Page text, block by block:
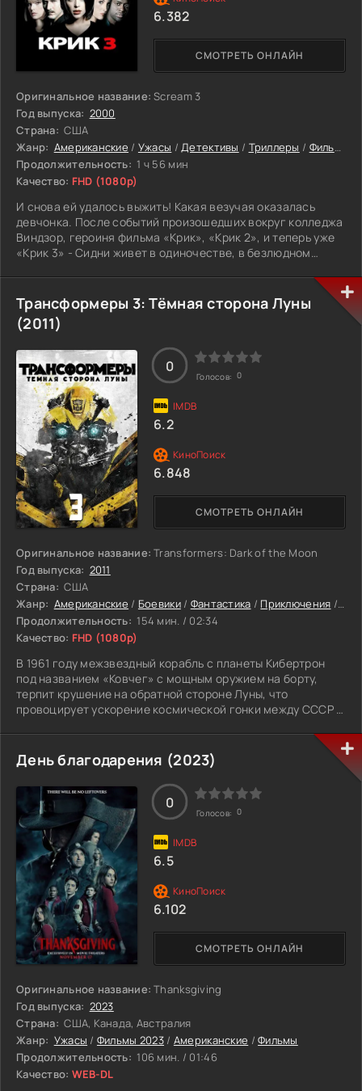
Оригинальное название: Scream 3
Год выпуска: 2000
Страна: США
Жанр: Американские / Ужасы /Детективы / Триллеры / Фильмы
Продолжительность: 1 ч 56 мин
Качество: FHD (1080p)
И снова ей удалось выжить! Какая везучая оказалась
девчонка. После событий произошедших вокруг колледжа
Виндзор, героиня фильма «Крик», «Крик 2», и теперь уже
«Крик 3» - Сидни живет в одиночестве, в безлюдном
однако она продолжает попытки наладить свою жизнь.
Никому неизвестно, где теперь живет Сидни. Репортер
Гэйл Уэзерс сделала хорошую карьеру и сколотила
неплохое состояние благодаря книге об убийствах,
произошедших в Вудзборо. Однажды Гэйл отправляется в
Голливуд на съемки очередного фильма об убийце в
маске, а в скором времени актеров, снимающихся в
картине, начинают убивать. Почерк убийств уж очень
похож на «старого знакомого».
СМОТРЕТЬ ОНЛАЙН
6.382
Трансформеры 3: Тёмная сторона Луны
(2011)
Оригинальное название: Transformers: Dark of the Moon
Год выпуска: 2011
Страна: США
Жанр: Американские / Боевики/ Фантастика / Приключения /
Продолжительность: 154 мин. / 02:34
Качество: FHD (1080p)
В 1961 году межзвездный корабль с планеты Кибертрон
под названием «Ковчег» с мощным оружием на борту,
терпит крушение на обратной стороне Луны, что
провоцирует ускорение космической гонки между СССР и
в итоге достаются американцам. В наши дни враждебные
десептиконы оправляются от недавнего поражения и
планируют захватить утерянный космический корабль,
чтобы нанести новый удар по Земле. Их планам
намереваются помешать дружественные автоботы,
которым помогает бывший студент Сэм Уитвики и его
друг Бамблби.
СМОТРЕТЬ ОНЛАЙН
0
Голосов: 0
6.2
6.848
День благодарения (2023)
Оригинальное название: Thanksgiving
Год выпуска: 2023
Страна: США, Канада, Австралия
Жанр: Ужасы / Фильмы 2023 / Американские /Фильмы
Продолжительность: 106 мин. / 01:46
Качество: WEB-DL
СМОТРЕТЬ ОНЛАЙН
0
Голосов: 0
6.5
6.102